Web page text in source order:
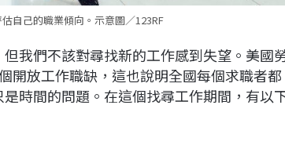
自己的職業傾向。示意圖／123RF
我們不該對尋找新的工作感到失望。美國
開放工作職缺，這也說明全國每個求職者都
時間的問題。在這個找尋工作期間，有以